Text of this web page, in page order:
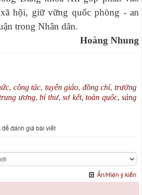
hội, giữ vững quốc phòng - an
trong Nhân dân.
Hoàng Nhung
, công tác, tuyên giáo, đồng chí,trưởng
ương,bí thư,sơ kết,toàn quốc,sáng
để đánh giá bài viết
Ẩn/Hiện ý kiến